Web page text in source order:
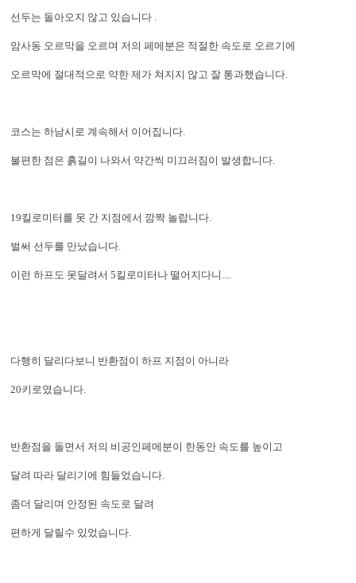
선두는 돌아오지 않고 있습니다 .
암사동 오르막을 오르며 저의 페메분은 적절한 속도로 오르기에
오르막에 절대적으로 약한 제가 쳐지지 않고 잘 통과했습니다.
코스는 하남시로 계속해서 이어집니다.
불편한 점은 흙길이 나와서 약간씩 미끄러짐이 발생합니다.
19킬로미터를 못 간 지점에서 깜짝 놀랍니다.
벌써 선두를 만났습니다.
이런 하프도 못달려서 5킬로미터나 떨어지다니....
다행히 달리다보니 반환점이 하프 지점이 아니라
20키로였습니다.
반환점을 돌면서 저의 비공인페메분이 한동안 속도를 높이고
달려 따라 달리기에 힘들었습니다.
좀더 달리며 안정된 속도로 달려
편하게 달릴수 있었습니다.